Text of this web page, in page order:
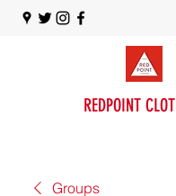
REDPOINT
Groups